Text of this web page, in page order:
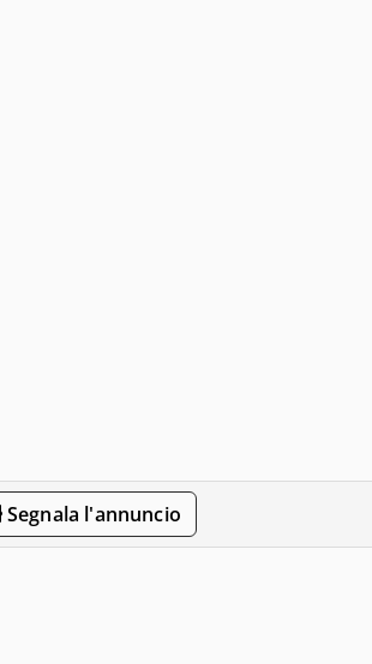
Segnala l'annuncio